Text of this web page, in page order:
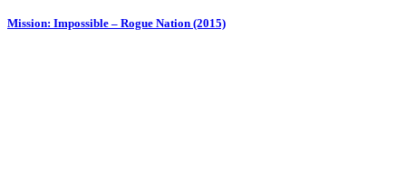
Mission: Impossible – Rogue Nation (2015)